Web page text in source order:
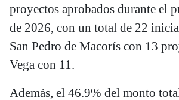
proyectos aprobados durante el
de 2026, con un total de 22
San Pedro de Macorís con 13
Vega con 11.
Además, el 46.9% del monto